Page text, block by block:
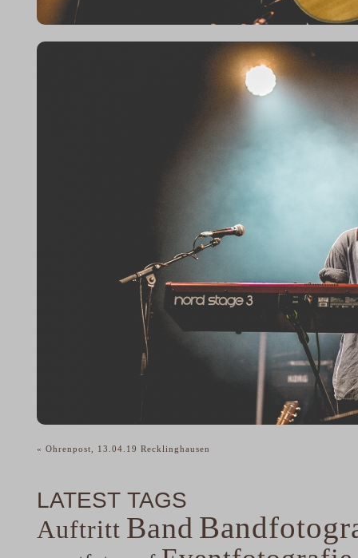
« Ohrenpost, 13.04.19 Recklinghausen
LATEST TAGS
Auftritt Band